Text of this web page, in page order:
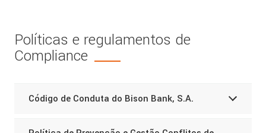
Políticas e regulamentos de
Compliance
Código de Conduta do Bison Bank, S.A.